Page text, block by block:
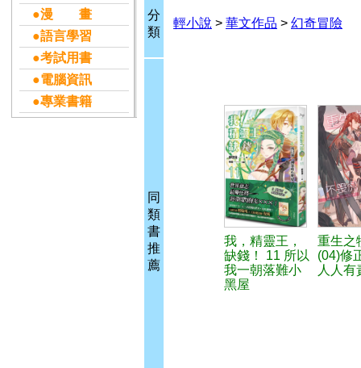
●漫 畫
●語言學習
●考試用書
●電腦資訊
●專業書籍
分
類
輕小說 > 華文作品 > 幻奇冒險
同
類
書
推
薦
我，精靈王，
缺錢！ 11 所以
我一朝落難小
黑屋
重生之
(04)修
人人有